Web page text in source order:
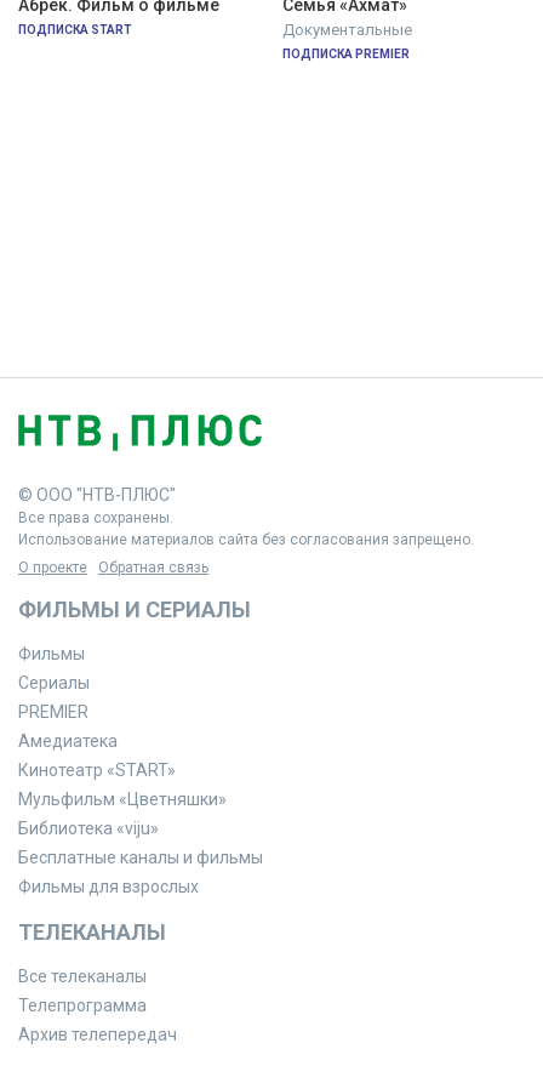
Абрек. Фильм о фильме
ПОДПИСКА START
Семья «Ахмат»
Документальные
ПОДПИСКА PREMIER
© ООО "НТВ-ПЛЮС"
Все права сохранены.
Использование материалов сайта без согласования запрещено.
О проекте
Обратная связь
ФИЛЬМЫ И СЕРИАЛЫ
Фильмы
Сериалы
PREMIER
Амедиатека
Кинотеатр «START»
Мульфильм «Цветняшки»
Библиотека «viju»
Бесплатные каналы и фильмы
Фильмы для взрослых
ТЕЛЕКАНАЛЫ
Все телеканалы
Телепрограмма
Архив телепередач